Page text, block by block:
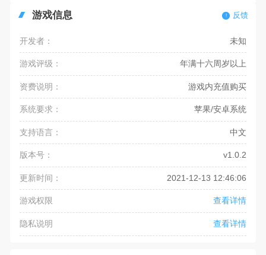
游戏信息 反馈
开发者： 未知
游戏评级： 年满十六周岁以上
资费说明： 游戏内充值购买
系统要求： 苹果/安卓系统
支持语言： 中文
版本号： v1.0.2
更新时间： 2021-12-13 12:46:06
游戏权限 查看详情
隐私说明 查看详情